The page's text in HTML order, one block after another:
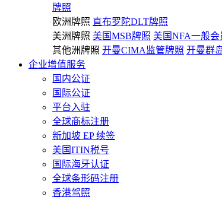
牌照
欧洲牌照 直布罗陀DLT牌照
美洲牌照 美国MSB牌照 美国NFA一般会
其他洲牌照 开曼CIMA监管牌照 开曼群
企业增值服务
国内公证
国际公证
平台入驻
全球商标注册
新加坡 EP 续签
美国ITIN税号
国际海牙认证
全球条形码注册
香港驾照